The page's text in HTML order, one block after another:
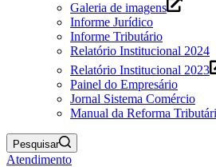
Galeria de imagens
Informe Jurídico
Informe Tributário
Relatório Institucional 2024
Relatório Institucional 2023
Painel do Empresário
Jornal Sistema Comércio
Manual da Reforma
Pesquisar
Atendimento